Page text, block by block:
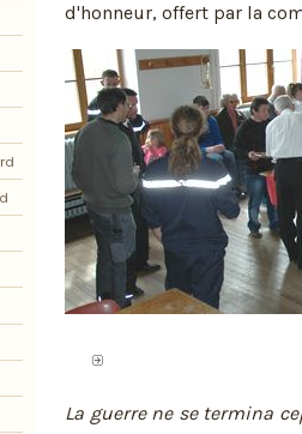
d'honneur, offert par la
La guerre ne se termina